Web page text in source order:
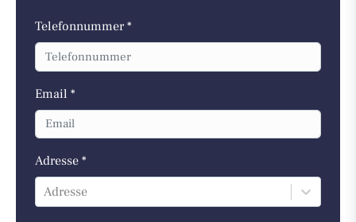
Telefonnummer *
Email *
Adresse *
Adresse